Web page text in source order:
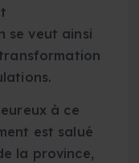
se veut ainsi
à ce
est salué
la province,